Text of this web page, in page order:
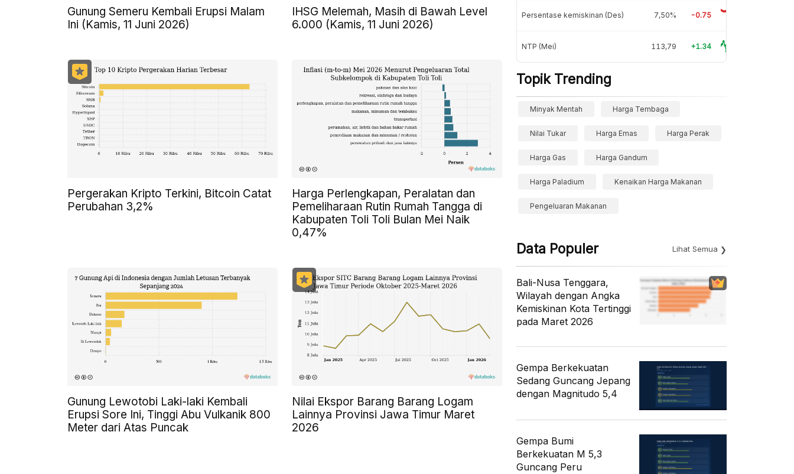
Gunung Semeru Kembali Erupsi Malam
Ini (Kamis, 11 Juni 2026)
IHSG Melemah, Masih di Bawah Level
6.000 (Kamis, 11 Juni 2026)
Pergerakan Kripto Terkini, Bitcoin Catat
Perubahan 3,2%
Harga Perlengkapan, Peralatan dan
Pemeliharaan Rutin Rumah Tangga di
Kabupaten Toli Toli Bulan Mei Naik
0,47%
Gunung Lewotobi Laki-laki Kembali
Erupsi Sore Ini, Tinggi Abu Vulkanik 800
Meter dari Atas Puncak
Nilai Ekspor Barang Barang Logam
Lainnya Provinsi Jawa Timur Maret
2026
Persentase kemiskinan (Des) 7,50% -0.75
NTP (Mei) 113,79 +1.34
Topik Trending
Minyak Mentah Harga Tembaga
Nilai Tukar Harga Emas Harga Perak
Harga Gas Harga Gandum
Harga Paladium Kenaikan Harga Makanan
Pengeluaran Makanan
Data Populer Lihat Semua
Bali-Nusa Tenggara,
Wilayah dengan Angka
Kemiskinan Kota Tertinggi
pada Maret 2026
Gempa Berkekuatan
Sedang Guncang Jepang
dengan Magnitudo 5,4
Gempa Bumi
Berkekuatan M 5,3
Guncang Peru